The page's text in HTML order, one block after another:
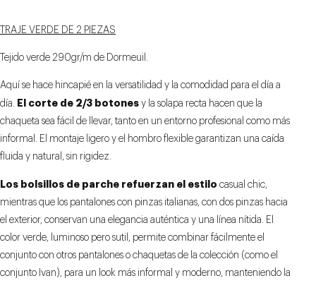
TRAJE VERDE DE 2 PIEZAS
Tejido verde 290gr/m de Dormeuil.
Aquí se hace hincapié en la versatilidad y la comodidad para el día a
día. El corte de 2/3 botones y la solapa recta hacen que la
chaqueta sea fácil de llevar, tanto en un entorno profesional como más
informal. El montaje ligero y el hombro flexible garantizan una caída
fluida y natural, sin rigidez.
Los bolsillos de parche refuerzan el estilo casual chic,
mientras que los pantalones con pinzas italianas, con dos pinzas hacia
el exterior, conservan una elegancia auténtica y una línea nítida. El
color verde, luminoso pero sutil, permite combinar fácilmente el
conjunto con otros pantalones o chaquetas de la colección (como el
conjunto Ivan), para un look más informal y moderno, manteniendo la